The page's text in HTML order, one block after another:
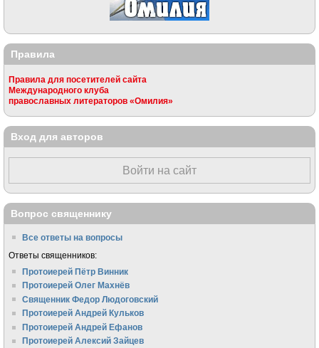
Правила
Правила для посетителей сайта
Международного клуба
православных литераторов «Омилия»
Вход для авторов
Войти на сайт
Вопрос священнику
Все ответы на вопросы
Ответы священников:
Протоиерей Пётр Винник
Протоиерей Олег Махнёв
Священник Федор Людоговский
Протоиерей Андрей Кульков
Протоиерей Андрей Ефанов
Протоиерей Алексий Зайцев